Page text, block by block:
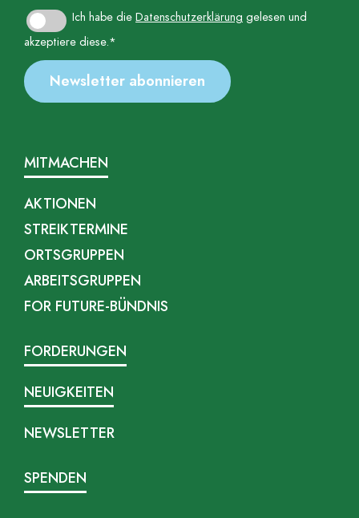
Ich habe die Datenschutzerklärung gelesen und
akzeptiere diese.*
MITMACHEN
AKTIONEN
STREIKTERMINE
ORTSGRUPPEN
ARBEITSGRUPPEN
FOR FUTURE-BÜNDNIS
FORDERUNGEN
NEUIGKEITEN
NEWSLETTER
SPENDEN